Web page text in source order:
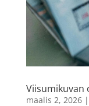
Viisumikuvan
maalis 2, 2026|